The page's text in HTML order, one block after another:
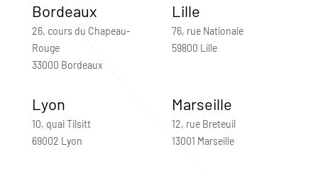
Bordeaux
26, cours du Chapeau-
Rouge
33000 Bordeaux
Lille
76, rue Nationale
59800 Lille
Lyon
10, quai Tilsitt
69002 Lyon
Marseille
12, rue Breteuil
13001 Marseille